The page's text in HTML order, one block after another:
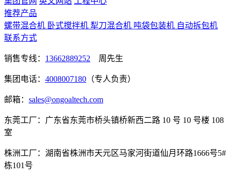
推荐产品
螺带混合机 卧式搅拌机 犁刀混合机 吨袋包装机 自动拆包机
联系方式
销售专线： 13662889252 周先生
集团电话： 4008007180 （专人负责）
邮箱： sales@ongoaltech.com
东莞工厂：广东省东莞市桥头镇桥新西二路 10 号 10 号楼 108
室
株洲工厂：湖南省株洲市天元区马家河街道仙月环路1666号5#
栋101号